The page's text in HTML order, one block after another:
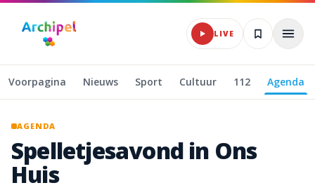
Naar hoofdinhoud
LIVE
Voorpagina Nieuws Sport Cultuur 112 Agenda
AGENDA
Spelletjesavond in Ons
Huis